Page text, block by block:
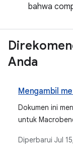
bahwa
Anda
Mengambil
Dokumen ini
untuk
PowerMetric,
Diperbarui Jul